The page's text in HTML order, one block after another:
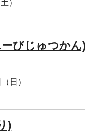
）
びじゅつか
日）
)